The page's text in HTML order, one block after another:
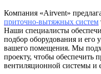
Компания «Airvent»
приточно-вытяжных систем
Наши специалисты
подбор оборудования и его
вашего помещения. Мы
проекту, чтобы обеспечить
вентиляционной системы и